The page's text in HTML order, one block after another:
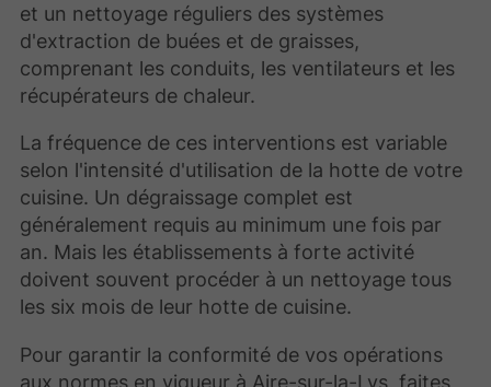
et un nettoyage réguliers des systèmes
d'extraction de buées et de graisses,
comprenant les conduits, les ventilateurs et les
récupérateurs de chaleur.
La fréquence de ces interventions est variable
selon l'intensité d'utilisation de la hotte de votre
cuisine. Un dégraissage complet est
généralement requis au minimum une fois par
an. Mais les établissements à forte activité
doivent souvent procéder à un nettoyage tous
les six mois de leur hotte de cuisine.
Pour garantir la conformité de vos opérations
aux normes en vigueur à Aire-sur-la-Lys, faites